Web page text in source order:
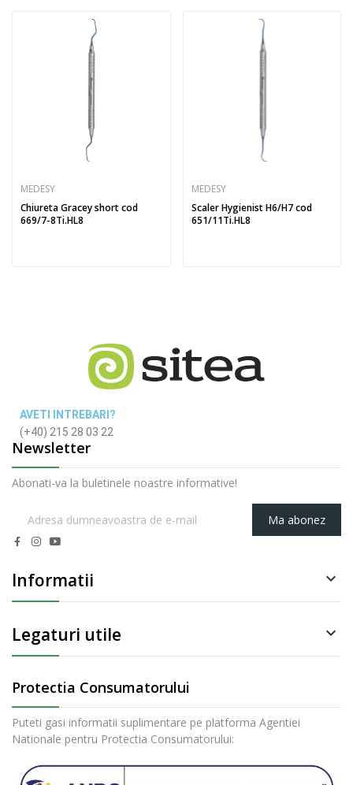
MEDESY
Chiureta Gracey short cod
669/7-8Ti.HL8
MEDESY
Scaler Hygienist H6/H7 cod
651/11Ti.HL8
AVETI INTREBARI?
(+40) 215 28 03 22
Newsletter
Abonati-va la buletinele noastre informative!
Ma abonez
Informatii 
Legaturi utile 
Protectia Consumatorului
Puteti gasi informatii suplimentare pe platforma Agentiei
Nationale pentru Protectia Consumatorului: